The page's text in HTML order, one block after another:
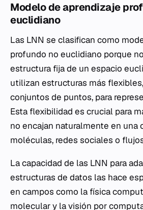
Modelo de aprendizaje
euclidiano
Las LNN se clasifican como
profundo no euclidiano porque
estructura fija de un espacio
utilizan estructuras más
conjuntos de puntos, para
Esta flexibilidad es crucial para
no encajan naturalmente en una
moléculas, redes sociales o
La capacidad de las LNN para
estructuras de datos las hace
en campos como la física
molecular y la visión por